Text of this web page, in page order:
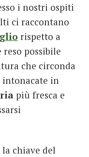
i nostri ospiti
ci raccontano
rispetto a
reso possibile
che circonda
intonacate in
più fresca e
la chiave del